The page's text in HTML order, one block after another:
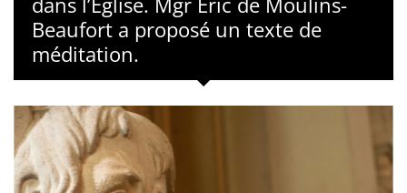
Beaufort a proposé un texte de
méditation.